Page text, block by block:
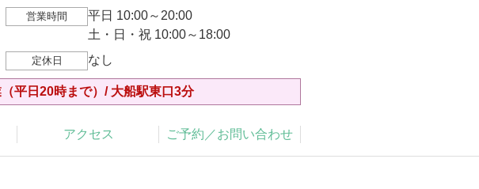
営業時間
平日 10:00～20:00
土・日・祝 10:00～18:00
定休日 なし
平日20時まで）/ 大船駅東口3分
アクセス ご予約／お問い合わせ